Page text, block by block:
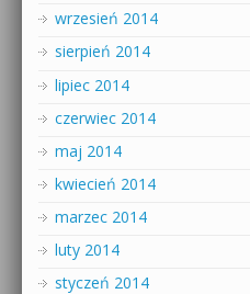
wrzesień 2014
sierpień 2014
lipiec 2014
czerwiec 2014
maj 2014
kwiecień 2014
marzec 2014
luty 2014
styczeń 2014